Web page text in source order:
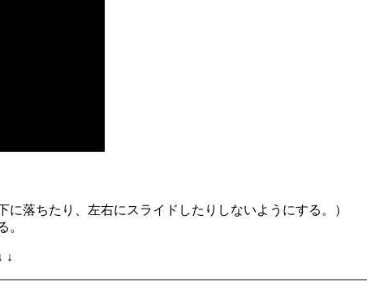
落ちたり、左右にスライドしたりしないようにする。）
。
↓